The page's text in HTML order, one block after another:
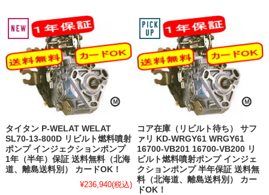
タイタン P-WELAT WELAT
SL70-13-800D リビルト燃料噴射
ポンプ インジェクションポンプ
1年（半年）保証 送料無料（北海
道、離島送料別） カードOK！
¥236,940(税込)
コア在庫（リビルト待ち） サフ
ァリ KD-WRGY61 WRGY61
16700-VB201 16700-VB200 リ
ビルト燃料噴射ポンプ インジェ
クションポンプ 半年保証 送料無
料（北海道、離島送料別） カー
ドOK！